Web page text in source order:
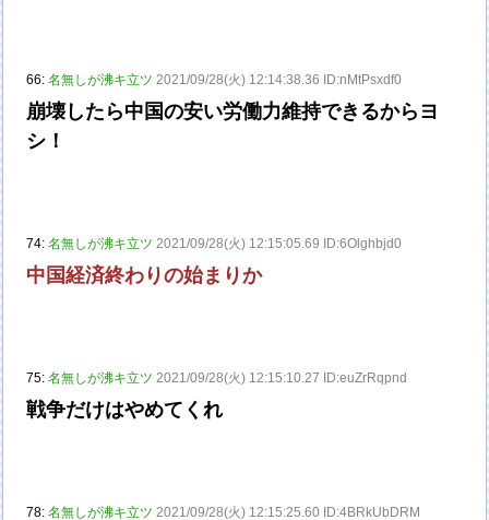
66:名無しが沸キ立ツ 2021/09/28(火) 12:14:38.36 ID:nMtPsxdf0
崩壊したら中国の安い労働力維持できるからヨ
シ！
74:名無しが沸キ立ツ 2021/09/28(火) 12:15:05.69 ID:6Olghbjd0
中国経済終わりの始まりか
75:名無しが沸キ立ツ 2021/09/28(火) 12:15:10.27 ID:euZrRqpnd
戦争だけはやめてくれ
78:名無しが沸キ立ツ 2021/09/28(火) 12:15:25.60 ID:4BRkUbDRM